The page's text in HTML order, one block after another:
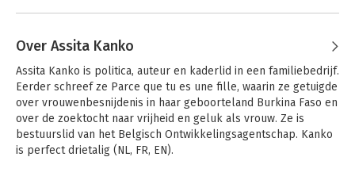
Over Assita Kanko
Assita Kanko is politica, auteur en kaderlid in een familiebedrijf.
Eerder schreef ze Parce que tu es une fille, waarin ze getuigde
over vrouwenbesnijdenis in haar geboorteland Burkina Faso en
over de zoektocht naar vrijheid en geluk als vrouw. Ze is
bestuurslid van het Belgisch Ontwikkelingsagentschap. Kanko
is perfect drietalig (NL, FR, EN).